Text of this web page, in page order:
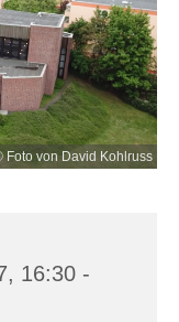
Foto von David Kohlruss
16:30 -